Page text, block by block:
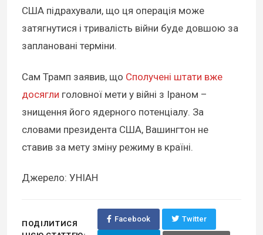
США підрахували, що ця операція може
затягнутися і тривалість війни буде довшою за
заплановані терміни.
Сам Трамп заявив, що Сполучені штати вже
досягли головної мети у війні з Іраном –
знищення його ядерного потенціалу. За
словами президента США, Вашингтон не
ставив за мету зміну режиму в країні.
Джерело: УНІАН
ПОДІЛИТИСЯ
Facebook Twitter